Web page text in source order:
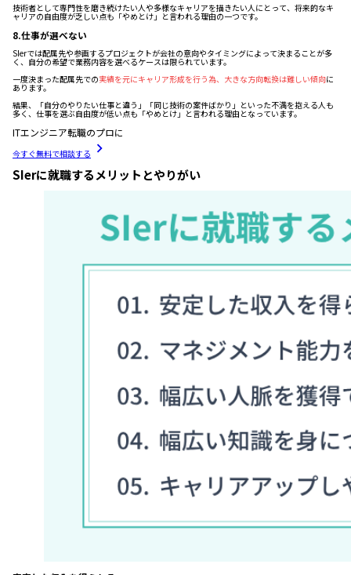
技術者として専門性を磨き続けたい人や多様なキャリアを描きたい人にとって、将来的なキ
ャリアの自由度が乏しい点も「やめとけ」と言われる理由の一つです。
8.仕事が選べない
SIerでは配属先や参画するプロジェクトが会社の意向やタイミングによって決まることが多
く、自分の希望で業務内容を選べるケースは限られています。
一度決まった配属先での実績を元にキャリア形成を行う為、大きな方向転換は難しい傾向に
あります。
結果、「自分のやりたい仕事と違う」「同じ技術の案件ばかり」といった不満を抱える人も
多く、仕事を選ぶ自由度が低い点も「やめとけ」と言われる理由となっています。
ITエンジニア転職のプロに
今すぐ無料で相談する
SIerに就職するメリットとやりがい